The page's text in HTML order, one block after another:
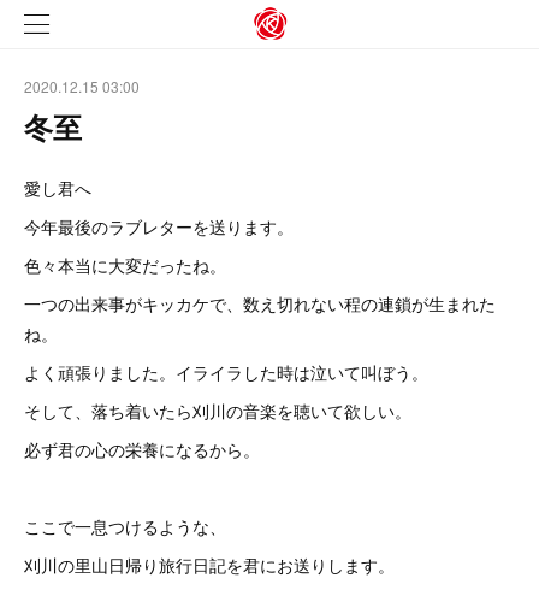
2020.12.15 03:00
冬至
愛し君へ
今年最後のラブレターを送ります。
色々本当に大変だったね。
一つの出来事がキッカケで、数え切れない程の連鎖が生まれた
ね。
よく頑張りました。イライラした時は泣いて叫ぼう。
そして、落ち着いたら刈川の音楽を聴いて欲しい。
必ず君の心の栄養になるから。
ここで一息つけるような、
刈川の里山日帰り旅行日記を君にお送りします。